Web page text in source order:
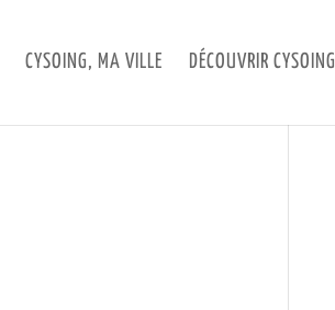
CYSOING, MA VILLE DÉCOUVRIR CYSOING